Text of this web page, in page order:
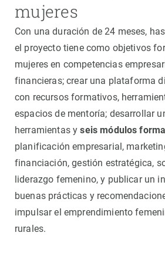
mujeres
Con una duración de 24 meses,
el proyecto tiene como objetivos
mujeres en competencias
financieras; crear una plataforma
con recursos formativos,
espacios de mentoría; desarrollar
herramientas y seis módulos
planificación empresarial,
financiación, gestión estratégica,
liderazgo femenino, y publicar un
buenas prácticas y
impulsar el emprendimiento
rurales.